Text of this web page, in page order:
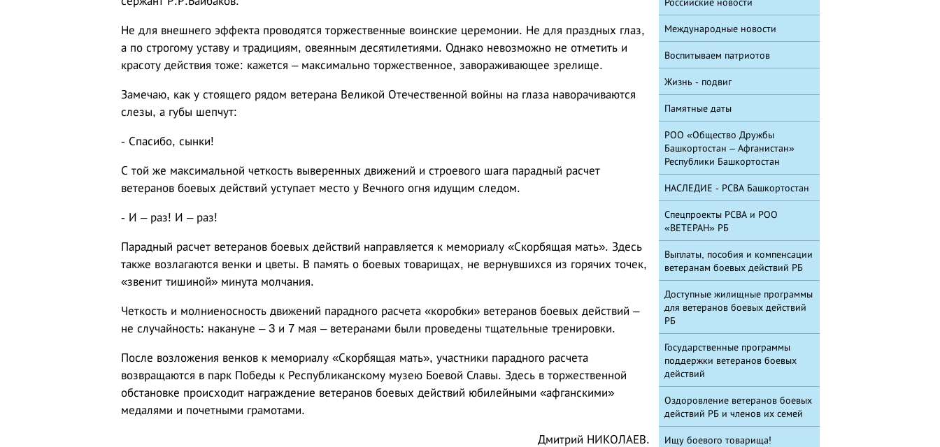
Не для внешнего эффекта проводятся торжественные воинские церемонии. Не для праздных глаз,
а по строгому уставу и традициям, овеянным десятилетиями. Однако невозможно не отметить и
красоту действия тоже: кажется – максимально торжественное, завораживающее зрелище.
Замечаю, как у стоящего рядом ветерана Великой Отечественной войны на глаза наворачиваются
слезы, а губы шепчут:
- Спасибо, сынки!
С той же максимальной четкость выверенных движений и строевого шага парадный расчет
ветеранов боевых действий уступает место у Вечного огня идущим следом.
- И – раз! И – раз!
Парадный расчет ветеранов боевых действий направляется к мемориалу «Скорбящая мать». Здесь
также возлагаются венки и цветы. В память о боевых товарищах, не вернувшихся из горячих точек,
«звенит тишиной» минута молчания.
Четкость и молниеносность движений парадного расчета «коробки» ветеранов боевых действий –
не случайность: накануне – 3 и 7 мая – ветеранами были проведены тщательные тренировки.
После возложения венков к мемориалу «Скорбящая мать», участники парадного расчета
возвращаются в парк Победы к Республиканскому музею Боевой Славы. Здесь в торжественной
обстановке происходит награждение ветеранов боевых действий юбилейными «афганскими»
медалями и почетными грамотами.
Дмитрий НИКОЛАЕВ.
Международные новости
Воспитываем патриотов
Жизнь - подвиг
Памятные даты
РОО «Общество Дружбы
Башкортостан – Афганистан»
Республики Башкортостан
НАСЛЕДИЕ - РСВА Башкортостан
Спецпроекты РСВА и РОО
«ВЕТЕРАН» РБ
Выплаты, пособия и компенсации
ветеранам боевых действий РБ
Доступные жилищные программы
для ветеранов боевых действий
РБ
Государственные программы
поддержки ветеранов боевых
действий
Оздоровление ветеранов боевых
действий РБ и членов их семей
Ищу боевого товарища!